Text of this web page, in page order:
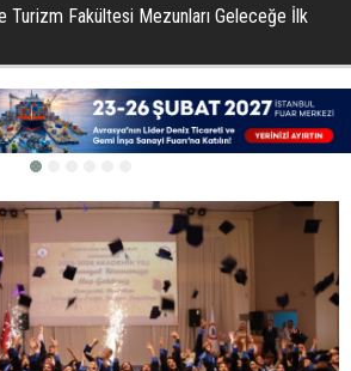
Turizm Fakültesi Mezunları Geleceğe İlk